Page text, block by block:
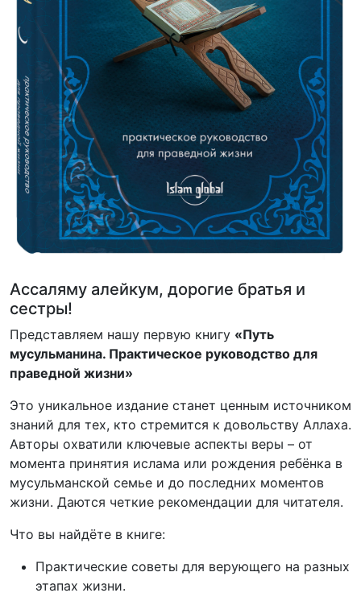
Ассаляму алейкум, дорогие братья и
сестры!
Представляем нашу первую книгу «Путь
мусульманина. Практическое руководство для
праведной жизни»
Это уникальное издание станет ценным источником
знаний для тех, кто стремится к довольству Аллаха.
Авторы охватили ключевые аспекты веры – от
момента принятия ислама или рождения ребёнка в
мусульманской семье и до последних моментов
жизни. Даются четкие рекомендации для читателя.
Что вы найдёте в книге:
Практические советы для верующего на разных
этапах жизни.